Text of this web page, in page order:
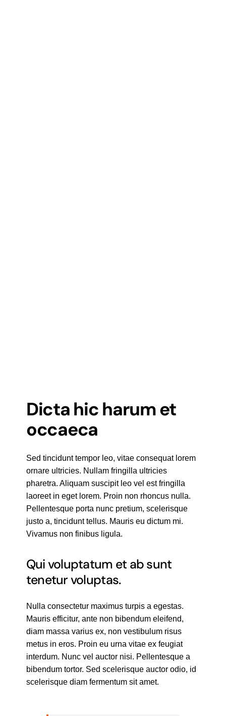
Dicta hic harum et
occaeca
Sed tincidunt tempor leo, vitae consequat lorem
ornare ultricies. Nullam fringilla ultricies
pharetra. Aliquam suscipit leo vel est fringilla
laoreet in eget lorem. Proin non rhoncus nulla.
Pellentesque porta nunc pretium, scelerisque
justo a, tincidunt tellus. Mauris eu dictum mi.
Vivamus non finibus ligula.
Qui voluptatum et ab sunt
tenetur voluptas.
Nulla consectetur maximus turpis a egestas.
Mauris efficitur, ante non bibendum eleifend,
diam massa varius ex, non vestibulum risus
metus in eros. Proin eu urna vitae ex feugiat
interdum. Nunc vel auctor nisi. Pellentesque a
bibendum tortor. Sed scelerisque auctor odio, id
scelerisque diam fermentum sit amet.